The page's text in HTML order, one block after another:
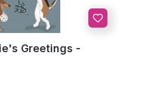
Greetings -